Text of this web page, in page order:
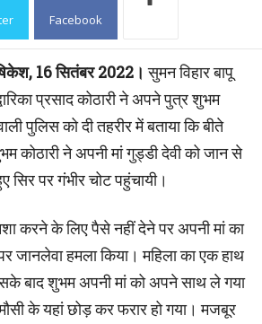
Facebook
16 सितंबर 2022। सुमन विहार बापू
प्रसाद कोठारी ने अपने पुत्र शुभम
पुलिस को दी तहरीर में बताया कि बीते
कोठारी ने अपनी मां गुड्डी देवी को जान से
सिर पर गंभीर चोट पहुंचायी।
करने के लिए पैसे नहीं देने पर अपनी मां का
जानलेवा हमला किया। महिला का एक हाथ
बाद शुभम अपनी मां को अपने साथ ले गया
के यहां छोड़ कर फरार हो गया। मजबूर